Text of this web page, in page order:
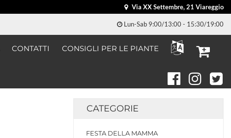
Via XX Settembre, 21 Viareggio
Lun-Sab 9:00/13:00 - 15:30/19:00
CONTATTI CONSIGLI PER LE PIANTE
CATEGORIE
FESTA DELLA MAMMA